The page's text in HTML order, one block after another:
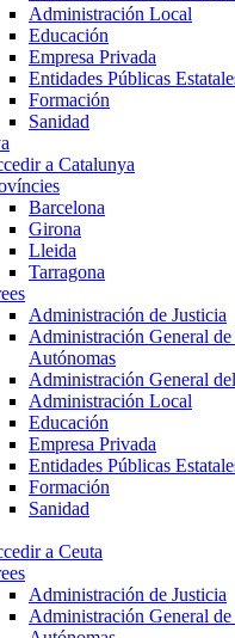
Administración Local
Educación
Empresa Privada
Entidades Públicas
Formación
Sanidad
a Catalunya
Barcelona
Girona
Lleida
Tarragona
Administración de Justicia
Administración General
Autónomas
Administración General
Administración Local
Educación
Empresa Privada
Entidades Públicas
Formación
Sanidad
a Ceuta
Administración de Justicia
Administración General